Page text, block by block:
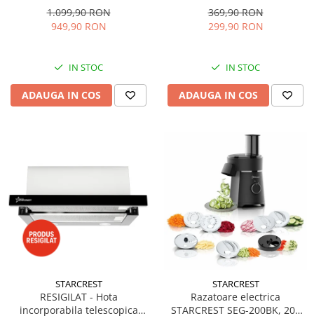
Termostat Ajustabil, Usi
reversibile, H 143 cm, Argintiu
1.099,90 RON
949,90 RON
IN STOC
ADAUGA IN COS
Accesorii, 10 Viteze + Pulse,
Negru
369,90 RON
299,90 RON
IN STOC
ADAUGA IN COS
STARCREST
RESIGILAT - Hota
incorporabila telescopica
STARCREST
Razatoare electrica
STARCREST SEG-200BK, 200